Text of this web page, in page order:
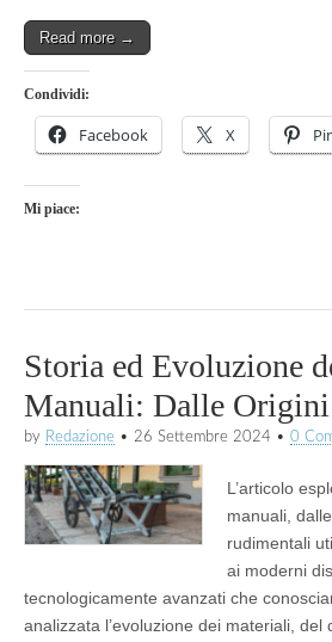
Read more →
Condividi:
Facebook X
Mi piace:
Storia ed Evoluzione
Manuali: Dalle
by Redazione • 26 Settembre 2024 • 0
L’articolo
manuali,
rudimentali
ai moderni
tecnologicamente avanzati che
analizzata l’evoluzione dei materiali, del